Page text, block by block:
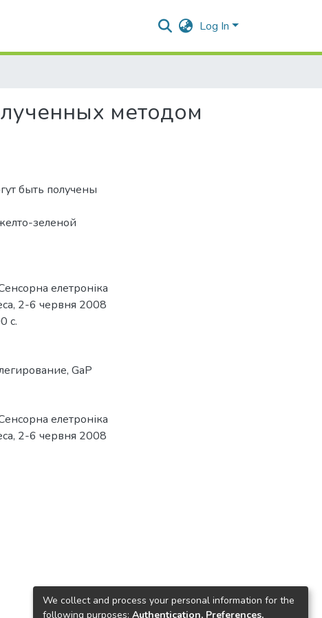
Log In
методом
быть получены
зеленой
елетроніка
2-6 червня 2008
с.
, GaP
елетроніка
2-6 червня 2008
We collect and process your personal information for the
following purposes: Authentication, Preferences,